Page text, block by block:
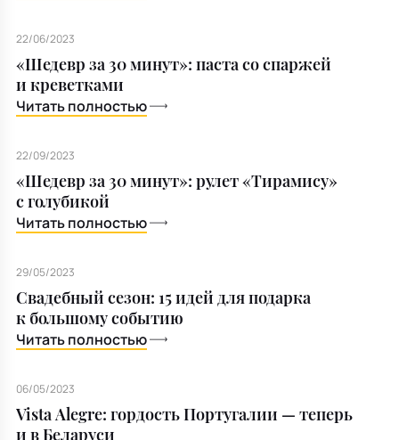
22/06/2023
«Шедевр за 30 минут»: паста со спаржей
и креветками
Читать полностью
22/09/2023
«Шедевр за 30 минут»: рулет «Тирамису»
с голубикой
Читать полностью
29/05/2023
Свадебный сезон: 15 идей для подарка
к большому событию
Читать полностью
06/05/2023
Vista Alegre: гордость Португалии — теперь
и в Беларуси